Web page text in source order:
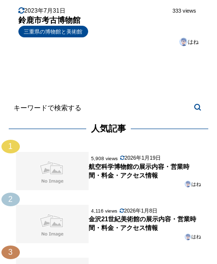
2023年7月31日 333 views
鈴鹿市考古博物館
三重県の博物館と美術館
はね
人気記事
1
5,908 views 2026年1月19日
航空科学博物館の展示内容・営業時
間・料金・アクセス情報
はね
2
4,116 views 2026年1月8日
金沢21世紀美術館の展示内容・営業時
間・料金・アクセス情報
はね
3